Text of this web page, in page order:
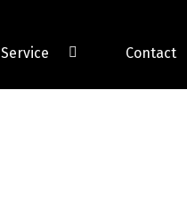
Service Contact